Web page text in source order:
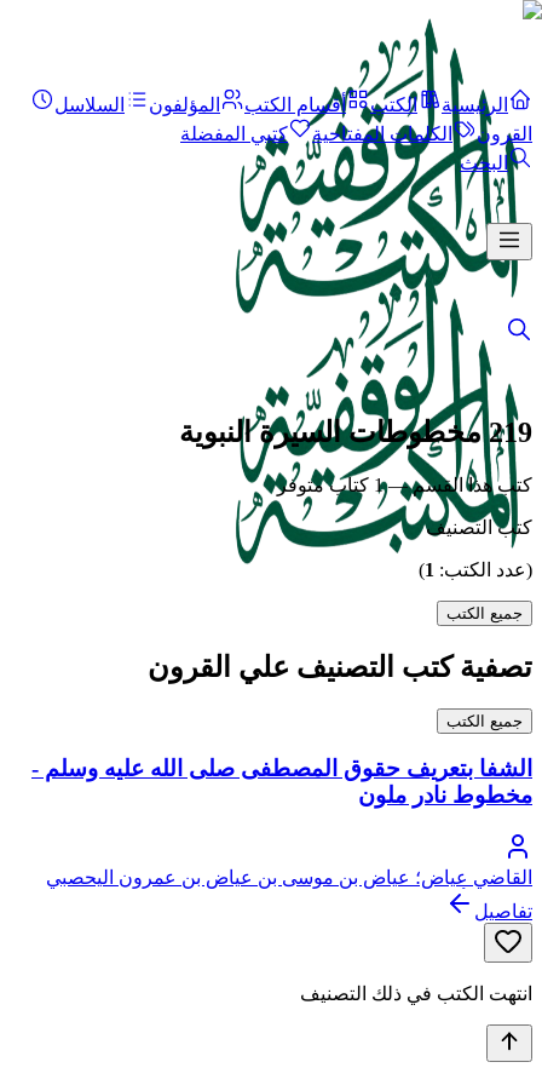
الرئيسية الكتب أقسام الكتب المؤلفون
السلاسل
القرون
الكلمات المفتاحية
كتبي المفضلة
البحث
219 مخطوطات السيرة النبوية
كتب هذا القسم — 1 كتاب متوفر
كتب التصنيف
(عدد الكتب: 1
)
جميع الكتب
تصفية كتب التصنيف علي القرون
جميع الكتب
الشفا بتعريف حقوق المصطفى صلى الله عليه وسلم -
مخطوط نادر ملون
القاضي عياض؛ عياض بن موسى بن عياض بن عمرون اليحصبي
السبتي، أبو الفضل
تفاصيل
انتهت الكتب في ذلك التصنيف